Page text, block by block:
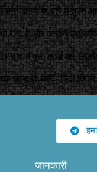
के बारे में तुरंत
गया है और उन्होंने इस
बाद में पुनः कार्ड का
जल्द से जल्द उनके किसी
जानकारी